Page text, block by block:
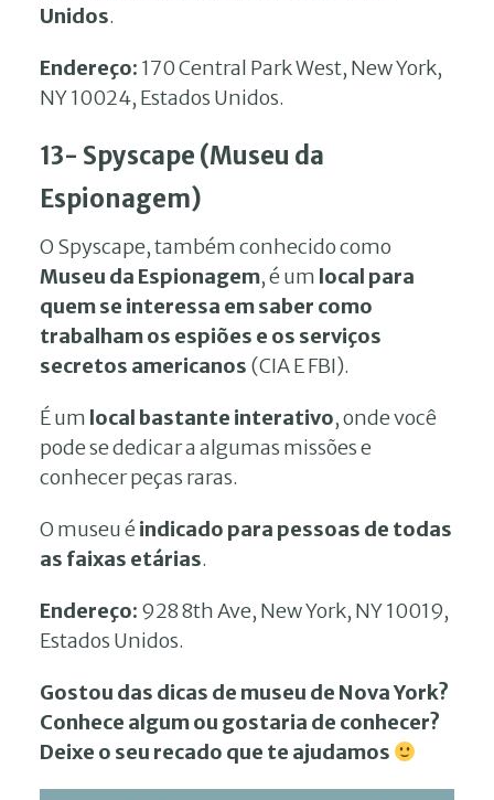
Unidos.
Endereço: 170 Central Park West, New York,
NY 10024, Estados Unidos.
13- Spyscape (Museu da
Espionagem)
O Spyscape, também conhecido como
Museu da Espionagem, é um local para
quem se interessa em saber como
trabalham os espiões e os serviços
secretos americanos (CIA E FBI).
É um local bastante interativo, onde você
pode se dedicar a algumas missões e
conhecer peças raras.
O museu éindicado para pessoas de todas
as faixas etárias.
Endereço: 928 8th Ave, New York, NY 10019,
Estados Unidos.
Gostou das dicas de museu de Nova York?
Conhece algum ou gostaria de conhecer?
Deixe o seu recado que te ajudamos